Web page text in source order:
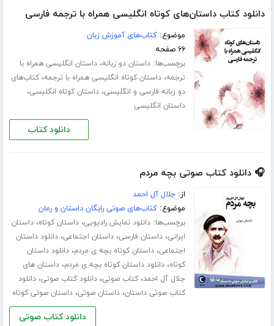
دانلود کتاب داستان‌های کوتاه انگلیسی همراه با ترجمه فارسی
موضوع:کتاب‌های آموزش زبان
۶۶ صفحه
برچسب‌ها:داستان دو زبانه،داستان انگلیسی همراه با
ترجمه،داستان کوتاه انگلیسی همراه با ترجمه،کتاب‌های
دو زبانه فارسی و انگلیسی،داستان کوتاه انگلیسی،
داستان انگلیسی
دانلود کتاب
🎧 دانلود کتاب صوتی بچه مردم
از:جلال آل احمد
موضوع:کتاب‌های صوتی رایگان داستان و رمان
برچسب‌ها:دانلود نمایش رادیویی،داستان کوتاه،داستان
ایرانی،داستان فارسی،داستان اجتماعی،دانلود داستان
اجتماعی،داستان کوتاه بچه ی مردم،دانلود داستان
کوتاه،دانلود داستان کوتاه بچه ی مردم،داستان های
جلال آل احمد،کتاب صوتی،دانلود کتاب صوتی،دانلود
کتاب صوتی داستان،داستان صوتی،داستان صوتی کوتاه
دانلود کتاب صوتی